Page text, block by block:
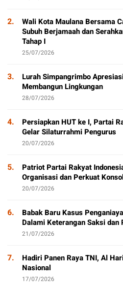
2.
Wali Kota Maulana Bersama
Subuh Berjamaah dan
Tahap I
25/07/2026
3.
Lurah Simpangrimbo
Membangun Lingkungan
28/07/2026
4.
Persiapkan HUT ke I, Partai
Gelar Silaturrahmi Pengurus
20/07/2026
5.
Patriot Partai Rakyat
Organisasi dan Perkuat
20/07/2026
6.
Babak Baru Kasus
Dalami Keterangan Saksi dan
21/07/2026
7.
Hadiri Panen Raya TNI, Al
Nasional
17/07/2026